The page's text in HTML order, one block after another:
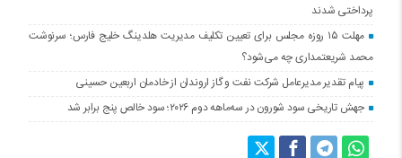
پرداختی شدند
مهلت ۱۵ روزه مجلس برای تعیین تکلیف مدیریت هلدینگ خلیج فارس؛ سرنوشت
محمد شریعتمداری چه می‌شود؟
پیام تقدیر مدیرعامل شركت نفت و گاز اروندان از خادمان اربعین حسینی
جهش تاریخی سود شورون در سه‌ماهه دوم ۲۰۲۶؛ سود خالص پنج برابر شد